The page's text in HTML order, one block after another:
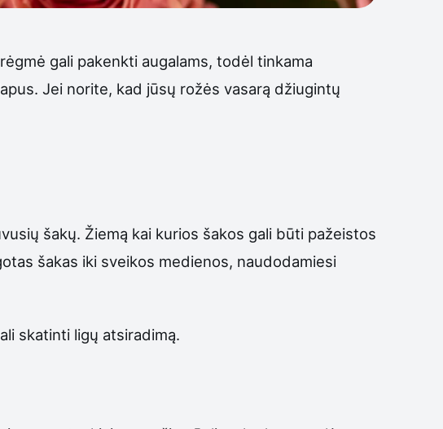
gali pakenkti augalams, todėl tinkama
Jei norite, kad jūsų rožės vasarą džiugintų
šakų. Žiemą kai kurios šakos gali būti pažeistos
šakas iki sveikos medienos, naudodamiesi
skatinti ligų atsiradimą.